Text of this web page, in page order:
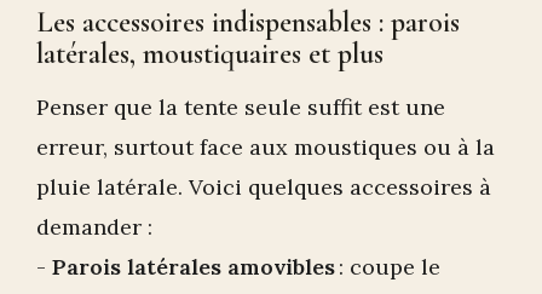
Les accessoires indispensables : parois
latérales, moustiquaires et plus
Penser que la tente seule suffit est une
erreur, surtout face aux moustiques ou à la
pluie latérale. Voici quelques accessoires à
demander :
- Parois latérales amovibles: coupe le